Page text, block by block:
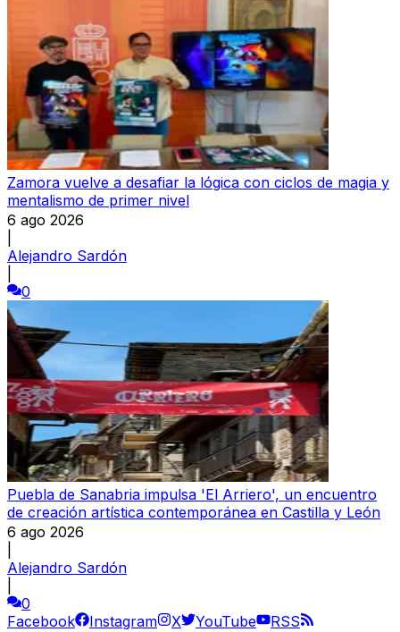
Zamora vuelve a desafiar la lógica con ciclos de magia y
mentalismo de primer nivel
6 ago 2026
Alejandro Sardón
0
Puebla de Sanabria impulsa 'El Arriero', un encuentro
de creación artística contemporánea en Castilla y León
6 ago 2026
Alejandro Sardón
0
Facebook
Instagram X YouTube
RSS